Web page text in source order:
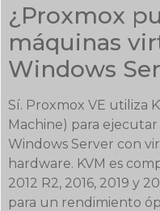
¿Proxmox
máquinas
Windows
Sí. Proxmox VE utiliza
Machine) para
Windows Server con
hardware. KVM es
2012 R2, 2016, 2019 y
para un rendimiento